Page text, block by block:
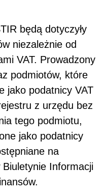
będą dotyczyły
niezależnie od
VAT. Prowadzony
podmiotów, które
jako podatnicy VAT
z urzędu bez
tego podmiotu,
jako podatnicy
na
Informacji